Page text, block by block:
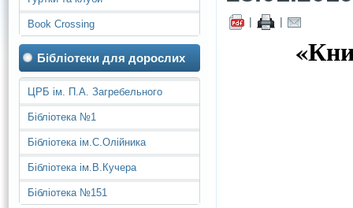
Book Crossing
Бібліотеки для дорослих
ЦРБ ім. П.А. Загребельного
Бібліотека №1
Бібліотека ім.С.Олійника
Бібліотека ім.В.Кучера
Бібліотека №151
| |